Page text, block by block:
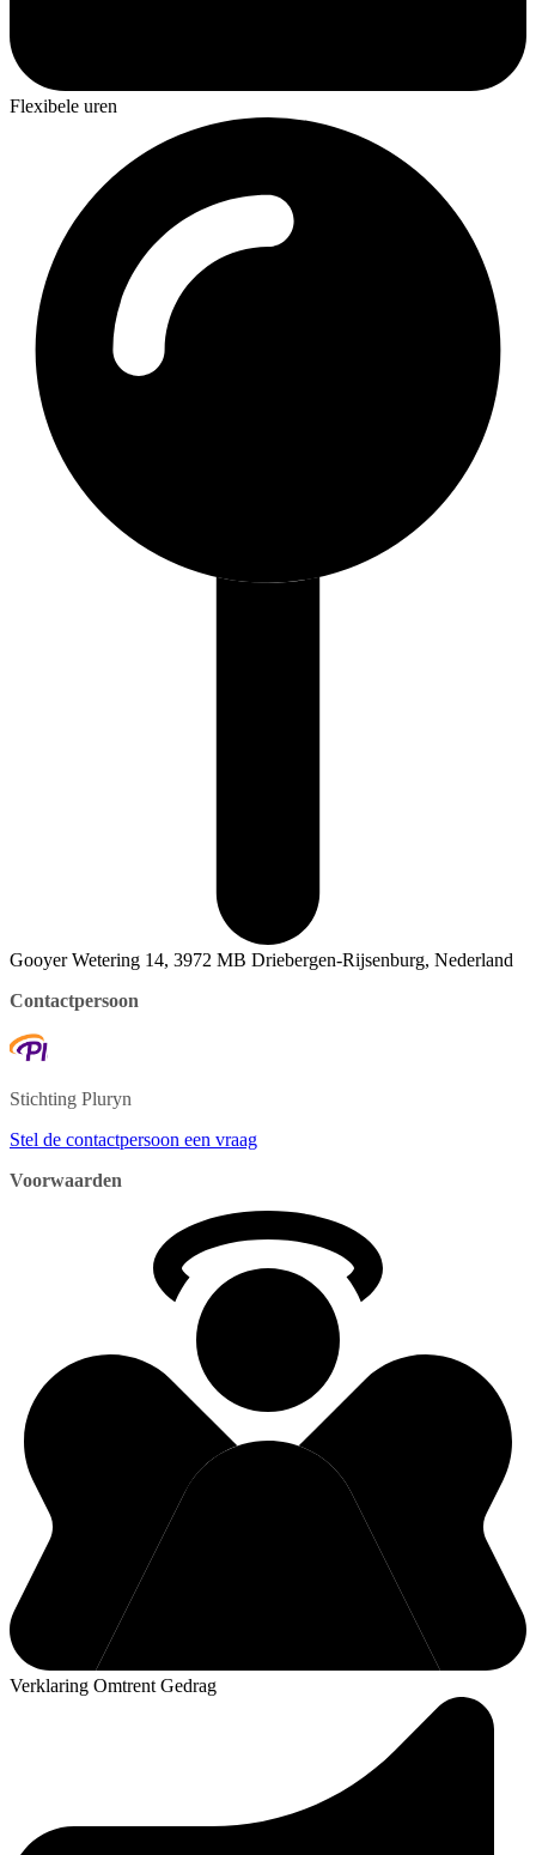
Flexibele uren
Gooyer Wetering 14, 3972 MB Driebergen-Rijsenburg, Nederland
Contactpersoon
Stichting Pluryn
Stel de contactpersoon een vraag
Voorwaarden
Verklaring Omtrent Gedrag